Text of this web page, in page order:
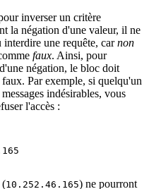
inverser un critère
la négation d'une valeur, il ne
interdire une requête, carnon
faux. Ainsi, pour
négation, le bloc doit
Par exemple, si quelqu'un
indésirables, vous
l'accès :
(10.252.46.165) ne pourront